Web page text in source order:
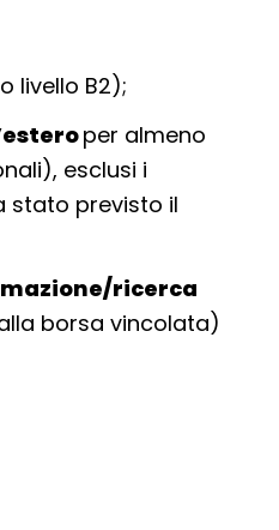
livello B2);
per almeno
esclusi i
stato previsto il
ricerca
borsa vincolata)